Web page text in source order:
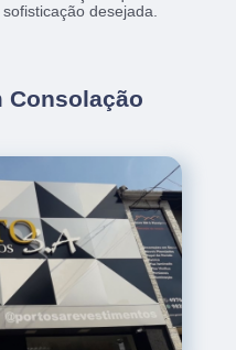
desejada.
Consolação